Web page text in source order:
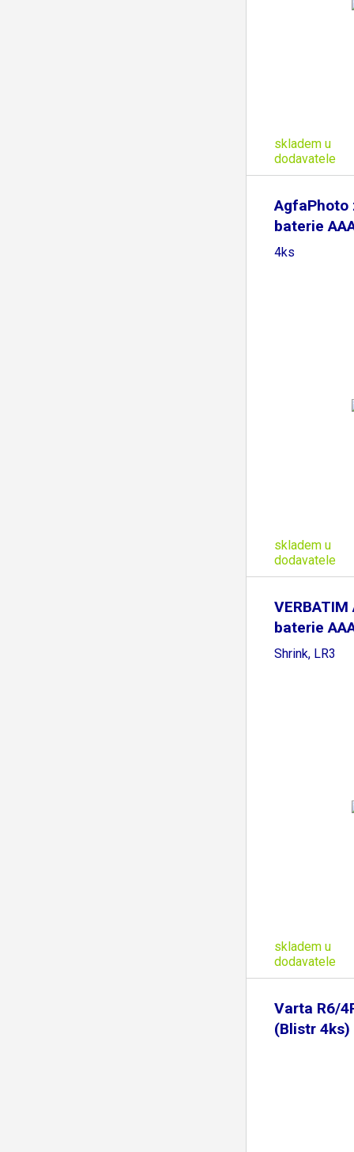
skladem u
dodavatele
AgfaPhoto
baterie
4ks
skladem u
dodavatele
baterie
Shrink, LR3
skladem u
dodavatele
Varta R6/
(Blistr 4ks)